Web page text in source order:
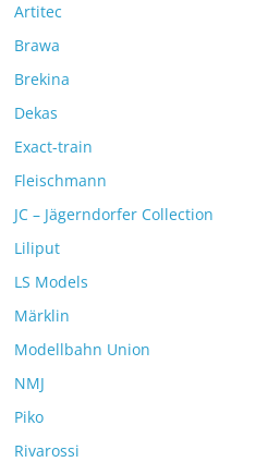
Artitec
Brawa
Brekina
Dekas
Exact-train
Fleischmann
JC – Jägerndorfer Collection
Liliput
LS Models
Märklin
Modellbahn Union
NMJ
Piko
Rivarossi